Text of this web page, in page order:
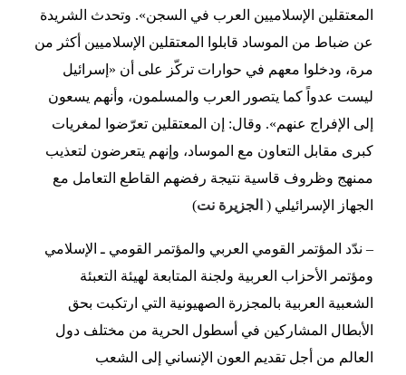
المعتقلين الإسلاميين العرب في السجن». وتحدث الشريدة
عن ضباط من الموساد قابلوا المعتقلين الإسلاميين أكثر من
مرة، ودخلوا معهم في حوارات تركّز على أن «إسرائيل
ليست عدواً كما يتصور العرب والمسلمون، وأنهم يسعون
إلى الإفراج عنهم». وقال: إن المعتقلين تعرّضوا لمغريات
كبرى مقابل التعاون مع الموساد، وإنهم يتعرضون لتعذيب
ممنهج وظروف قاسية نتيجة رفضهم القاطع التعامل مع
الجهاز الإسرائيلي ( الجزيرة نت)
– ندّد المؤتمر القومي العربي والمؤتمر القومي ـ الإسلامي
ومؤتمر الأحزاب العربية ولجنة المتابعة لهيئة التعبئة
الشعبية العربية بالمجزرة الصهيونية التي ارتكبت بحق
الأبطال المشاركين في أسطول الحرية من مختلف دول
العالم من أجل تقديم العون الإنساني إلى الشعب